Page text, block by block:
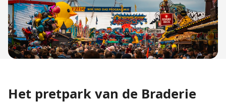
Het pretpark van de Braderie